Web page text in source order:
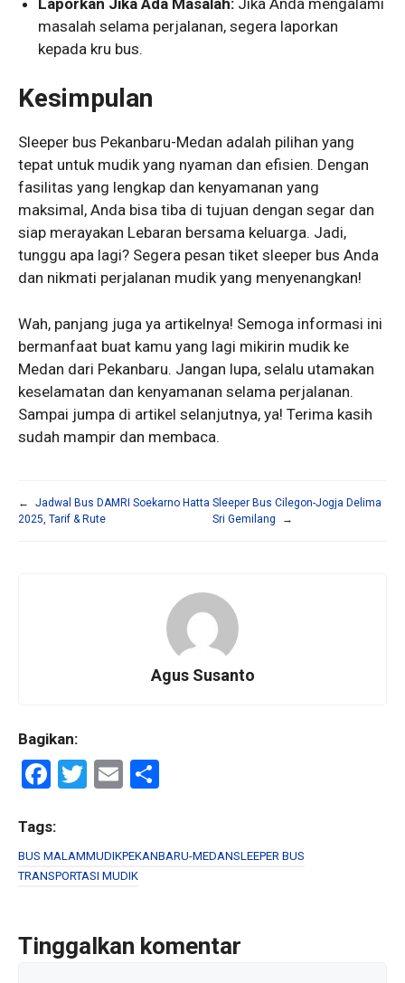
masalah selama perjalanan, segera laporkan
kepada kru bus.
Kesimpulan
Sleeper bus Pekanbaru-Medan adalah pilihan yang
tepat untuk mudik yang nyaman dan efisien. Dengan
fasilitas yang lengkap dan kenyamanan yang
maksimal, Anda bisa tiba di tujuan dengan segar dan
siap merayakan Lebaran bersama keluarga. Jadi,
tunggu apa lagi? Segera pesan tiket sleeper bus Anda
dan nikmati perjalanan mudik yang menyenangkan!
Wah, panjang juga ya artikelnya! Semoga informasi ini
bermanfaat buat kamu yang lagi mikirin mudik ke
Medan dari Pekanbaru. Jangan lupa, selalu utamakan
keselamatan dan kenyamanan selama perjalanan.
Sampai jumpa di artikel selanjutnya, ya! Terima kasih
sudah mampir dan membaca.
←
Jadwal Bus DAMRI Soekarno Hatta
2025, Tarif & Rute
Sleeper Bus Cilegon-Jogja Delima
Sri Gemilang
→
Agus Susanto
Bagikan:
F
ce
b
o
k
T
er
E
e
Tags:
BUS MALAMMUDIKPEKANBARU-MEDANSLEEPER BUS
TRANSPORTASI MUDIK
Tinggalkan komentar